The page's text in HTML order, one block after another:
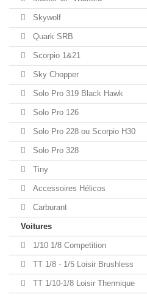
Skywolf
Quark SRB
Scorpio 1&21
Sky Chopper
Solo Pro 319 Black Hawk
Solo Pro 126
Solo Pro 228 ou Scorpio H30
Solo Pro 328
Tiny
Accessoires Hélicos
Carburant
Voitures
1/10 1/8 Competition
TT 1/8 - 1/5 Loisir Brushless
TT 1/10-1/8 Loisir Thermique